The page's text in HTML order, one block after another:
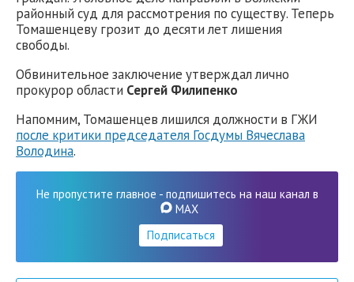
районный суд для рассмотрения по существу. Теперь
Томашенцеву грозит до десяти лет лишения
свободы.
Обвинительное заключение утверждал лично
прокурор области Сергей Филипенко
Напомним, Томашенцев лишился должности в ГЖИ
после критики председателя Госдумы Вячеслава
Володина.
Не пропустите главное - подпишитесь на наш канал в
MAX
Подписаться